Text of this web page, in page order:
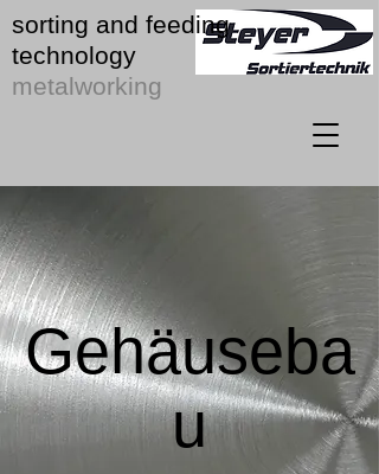
sorting and feeding
technology
metalworking
Gehäuseba
u